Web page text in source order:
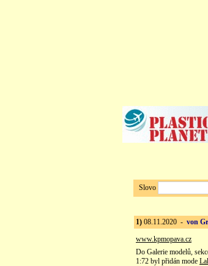
Slovo
1) 08.11.2020 - von
www.kpmopava.cz
Do Galerie modelů,
1:72 byl přidán mode